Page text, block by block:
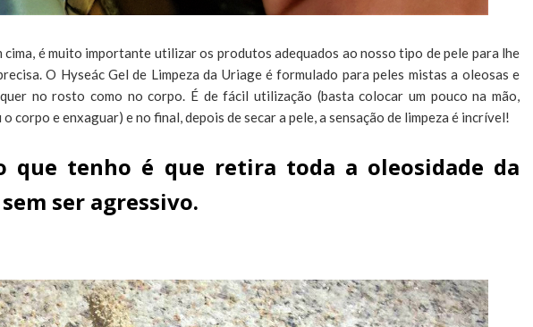
cima, é muito importante utilizar os produtos adequados ao nosso tipo de pele para lhe
O Hyseác Gel de Limpeza da Uriage é formulado para peles mistas a oleosas e
no rosto como no corpo. É de fácil utilização (basta colocar um pouco na mão,
corpo e enxaguar) e no final, depois de secar a pele, a sensação de limpeza é incrível!
que tenho é que retira toda a oleosidade da
ser agressivo.